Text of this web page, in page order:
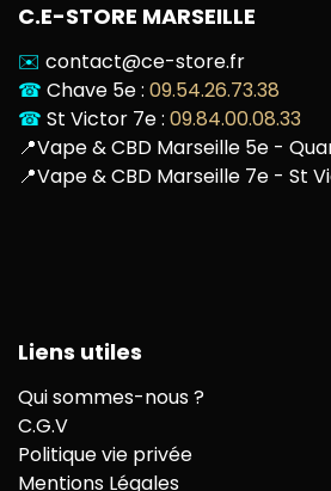
C.E-STORE MARSEILLE
✉️ contact@ce-store.fr
☎ Chave 5e : 09.54.26.73.38
☎ St Victor 7e : 09.84.00.08.33
📍Vape & CBD Marseille 5e -
📍Vape & CBD Marseille 7e - St
Liens utiles
Qui sommes-nous ?
C.G.V
Politique vie privée
Mentions Légales